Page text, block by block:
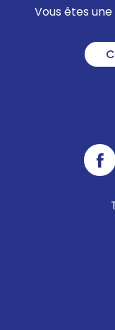
Vous êtes